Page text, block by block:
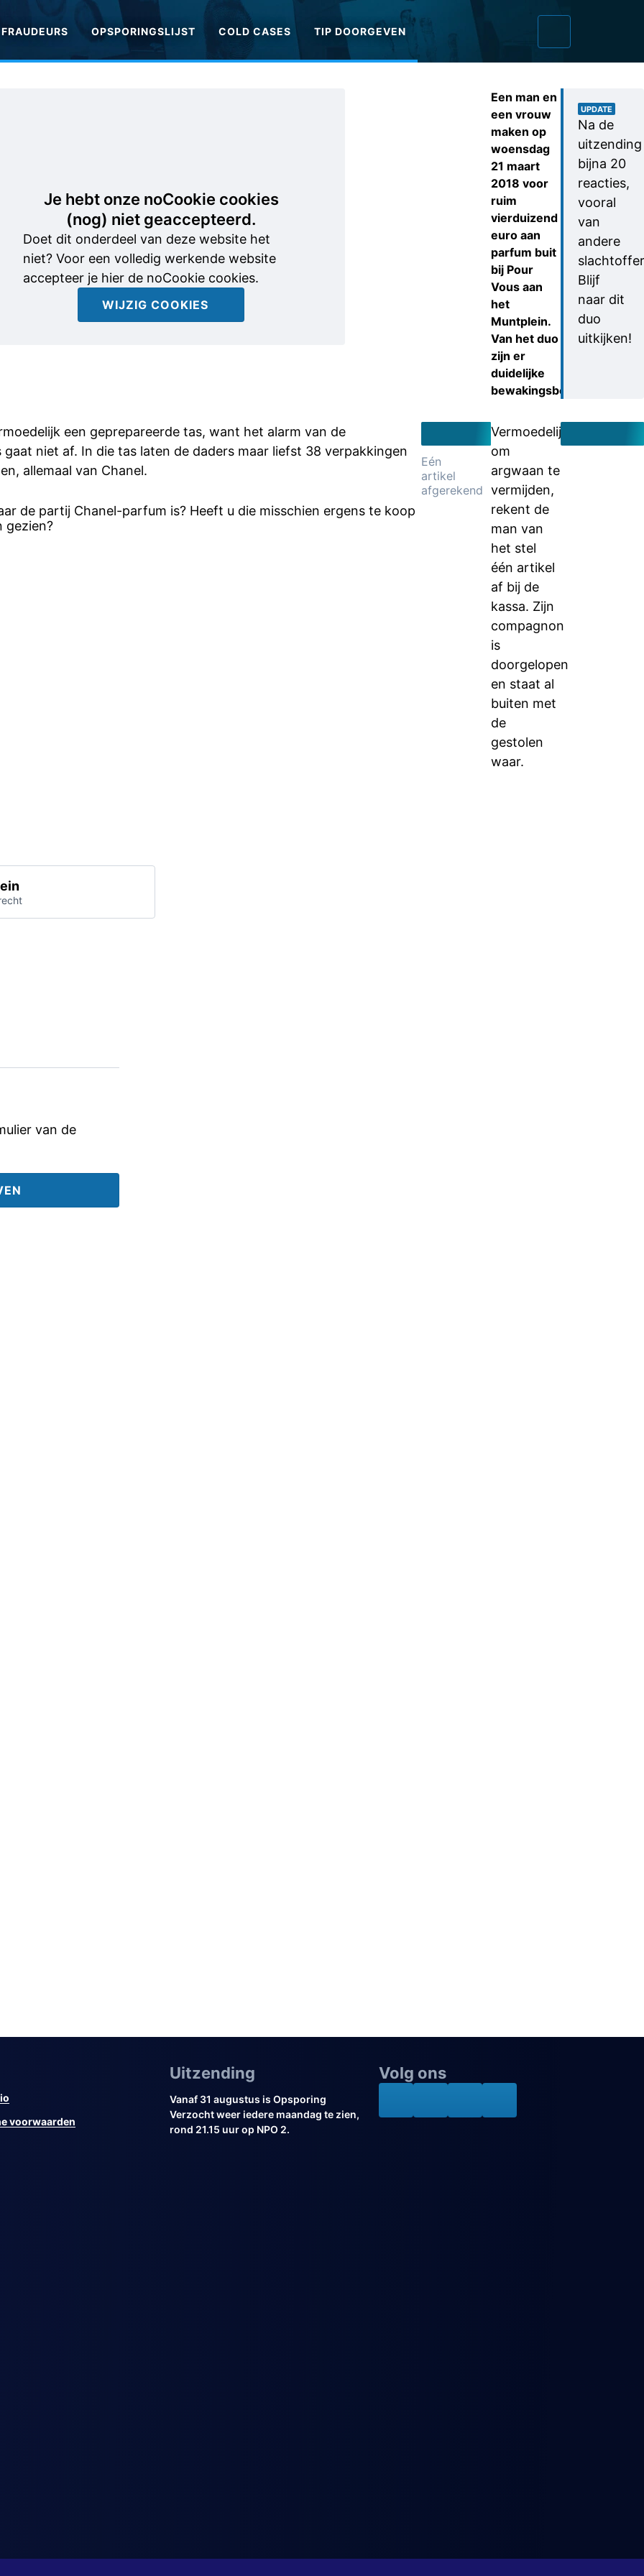
FRAUDEURS OPSPORINGSLIJST COLD CASES TIP DOORGEVEN
Je hebt onze noCookie cookies
(nog) niet geaccepteerd.
Doet dit onderdeel van deze website het
niet? Voor een volledig werkende website
accepteer je hier de noCookie cookies.
WIJZIG COOKIES
Een man en
een vrouw
maken op
woensdag
21 maart
2018 voor
ruim
vierduizend
euro aan
parfum buit
bij Pour
Vous aan
het
Muntplein.
Van het duo
zijn er
duidelijke
bewakingsbeelden.
UPDATE
Na de
uitzending
bijna 20
reacties,
vooral
van
andere
Blijf
naar dit
duo
uitkijken!
een geprepareerde tas, want het alarm van de
niet af. In die tas laten de daders maar liefst 38 verpakkingen
allemaal van Chanel.
de partij Chanel-parfum is? Heeft u die misschien ergens te koop
gezien?
Eén
artikel
afgerekend
Vermoedelijk
om
argwaan te
vermijden,
rekent de
man van
het stel
één artikel
af bij de
kassa. Zijn
compagnon
is
doorgelopen
en staat al
buiten met
de
gestolen
waar.
van de
voorwaarden
Uitzending
Vanaf 31 augustus is Opsporing
Verzocht weer iedere maandag te zien,
rond 21.15 uur op NPO 2.
Volg ons